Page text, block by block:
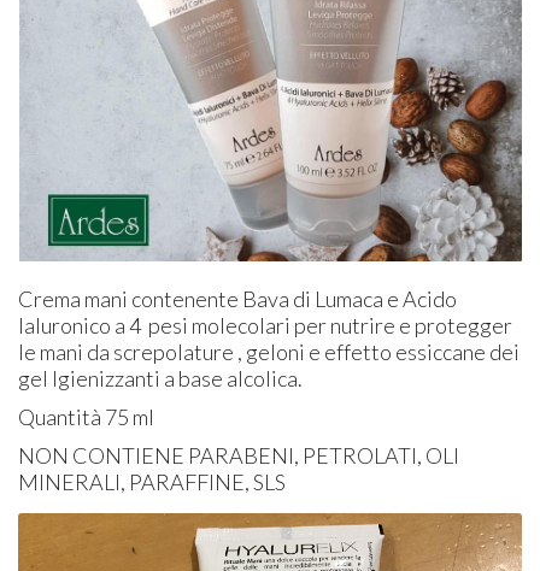
Crema mani contenente Bava di Lumaca e Acido
Ialuronico a 4 pesi molecolari per nutrire e protegger
le mani da screpolature , geloni e effetto essiccane dei
gel Igienizzanti a base alcolica.
Quantità 75 ml
NON CONTIENE PARABENI, PETROLATI, OLI
MINERALI, PARAFFINE, SLS